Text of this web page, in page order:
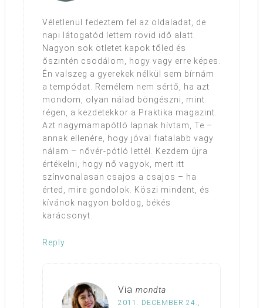
Véletlenül fedeztem fel az oldaladat, de
napi látogatód lettem rövid idő alatt.
Nagyon sok ötletet kapok tőled és
őszintén csodálom, hogy vagy erre képes.
Én valszeg a gyerekek nélkül sem bírnám
a tempódat. Remélem nem sértő, ha azt
mondom, olyan nálad böngészni, mint
régen, a kezdetekkor a Praktika magazint.
Azt nagymamapótló lapnak hívtam, Te –
annak ellenére, hogy jóval fiatalabb vagy
nálam – nővér-pótló lettél. Kezdem újra
értékelni, hogy nő vagyok, mert itt
színvonalasan csajos a csajos – ha
érted, mire gondolok. Köszi mindent, és
kívánok nagyon boldog, békés
karácsonyt.
Reply
Via mondta
2011. DECEMBER 24.,